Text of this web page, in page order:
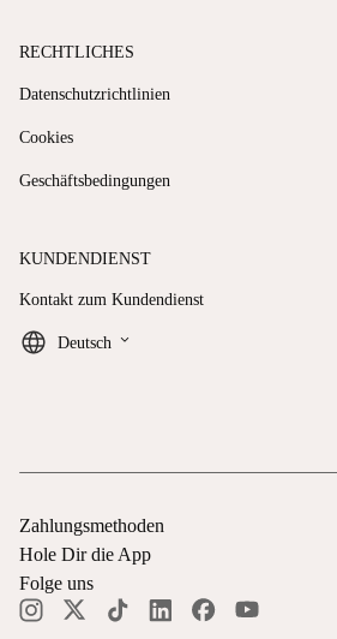
RECHTLICHES
Datenschutzrichtlinien
Cookies
Geschäftsbedingungen
KUNDENDIENST
Kontakt zum Kundendienst
Deutsch keyboard_arrow_down
Zahlungsmethoden
Hole Dir die App
Folge uns